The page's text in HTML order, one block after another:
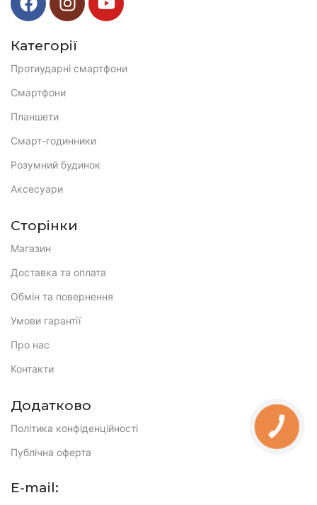
Категорії
Протиударні смартфони
Смартфони
Планшети
Смарт-годинники
Розумний будинок
Аксесуари
Сторінки
Магазин
Доставка та оплата
Обмін та повернення
Умови гарантії
Про нас
Контакти
Додатково
Політика конфіденційності
Публічна оферта
E-mail:
КНОПКА
ЗВ'ЯЗКУ